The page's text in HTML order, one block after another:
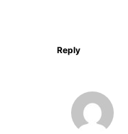
Reply